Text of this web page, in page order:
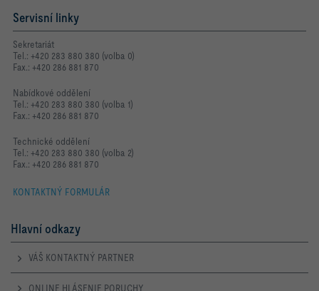
Servisní linky
Sekretariát
Tel.: +420 283 880 380 (volba 0)
Fax.: +420 286 881 870
Nabídkové oddělení
Tel.: +420 283 880 380 (volba 1)
Fax.: +420 286 881 870
Technické oddělení
Tel.: +420 283 880 380 (volba 2)
Fax.: +420 286 881 870
KONTAKTNÝ FORMULÁR
Hlavní odkazy
VÁŠ KONTAKTNÝ PARTNER
ONLINE HLÁSENIE PORUCHY